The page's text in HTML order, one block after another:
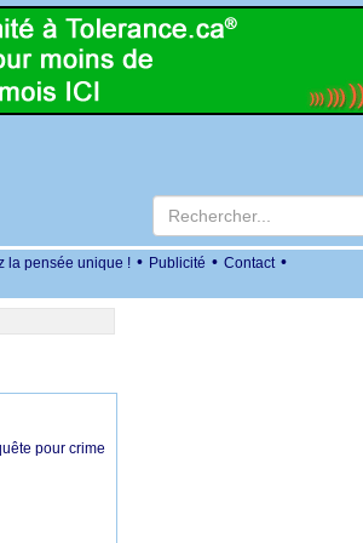
la pensée unique ! • Publicité • Contact •
pour crime